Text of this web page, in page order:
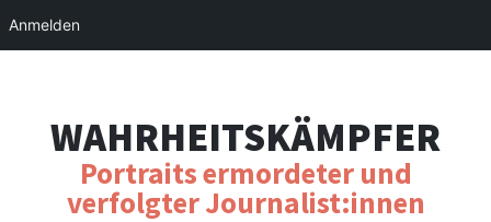
WAHRHEITSKÄMPFER
Portraits ermordeter und
verfolgter Journalist:innen
Anmelden